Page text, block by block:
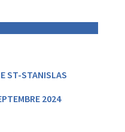
ST-STANISLAS
2024